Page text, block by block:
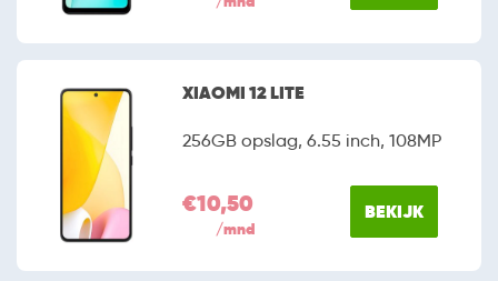
XIAOMI 12 LITE
256GB opslag, 6.55 inch, 108MP
€10,50
/mnd
BEKIJK